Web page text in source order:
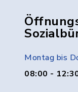
Montag bis
08:00 -